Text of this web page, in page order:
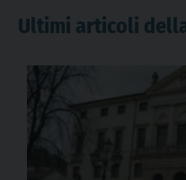
Ultimi articoli